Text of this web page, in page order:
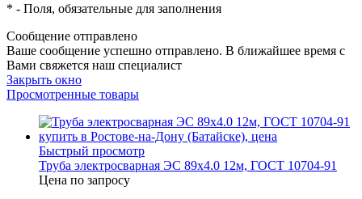
* - Поля, обязательные для заполнения
Сообщение отправлено
Ваше сообщение успешно отправлено. В ближайшее время с
Вами свяжется наш специалист
Закрыть окно
Просмотренные товары
Быстрый просмотр
Труба электросварная ЭС 89х4.0 12м, ГОСТ 10704-91
Цена по запросу